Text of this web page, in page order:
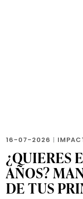
16-07-2026 |
¿QUIERES
AÑOS?
DE TUS